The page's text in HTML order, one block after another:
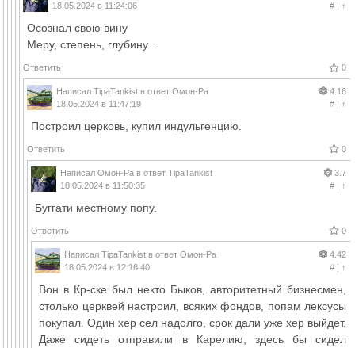
18.05.2024 в 11:24:06
#| ↑
Осознал свою вину
Меру, степень, глубину...
Ответить 0
Написал TipaTankist в ответ Омон-Ра
18.05.2024 в 11:47:19
4.16
#| ↑
Построил церковь, купил индульгенцию.
Ответить 0
Написал Омон-Ра в ответ TipaTankist
18.05.2024 в 11:50:35
3.7
#| ↑
Буггати местному попу.
Ответить 0
Написал TipaTankist в ответ Омон-Ра
18.05.2024 в 12:16:40
4.42
#| ↑
Вон в Кр-ске был некто Быков, авторитетный бизнесмен,
столько церквей настроил, всяких фондов, попам лексусы
покупал. Один хер сел надолго, срок дали уже хер выйдет.
Даже сидеть отправили в Карелию, здесь бы сидел